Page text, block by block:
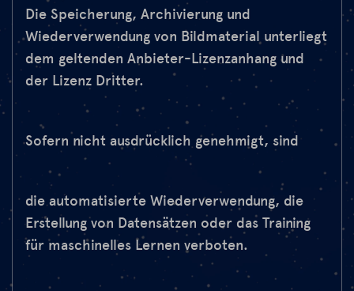
Die Speicherung, Archivierung und
Wiederverwendung von Bildmaterial unterliegt
dem geltenden Anbieter-Lizenzanhang und
der Lizenz Dritter.
Sofern nicht ausdrücklich genehmigt, sind
die automatisierte Wiederverwendung, die
Erstellung von Datensätzen oder das Training
für maschinelles Lernen verboten.